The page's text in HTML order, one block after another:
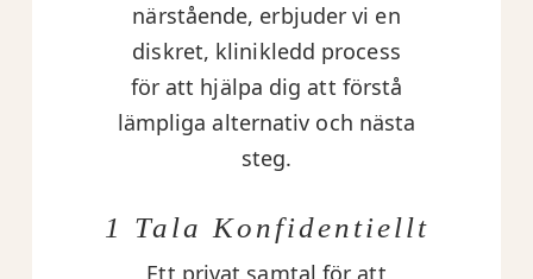
närstående, erbjuder vi en
diskret, klinikledd process
för att hjälpa dig att förstå
lämpliga alternativ och nästa
steg.
1 Tala Konfidentiellt